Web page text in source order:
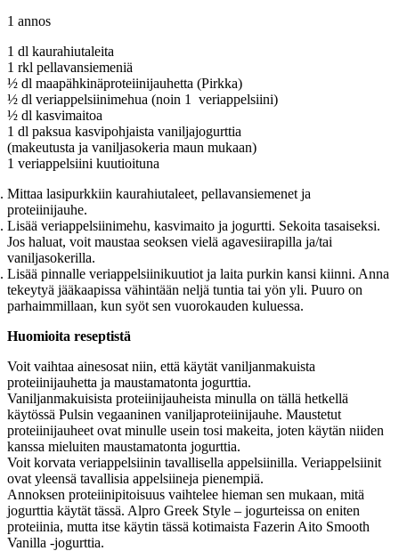
1 annos
1 dl kaurahiutaleita
1 rkl pellavansiemeniä
½ dl maapähkinäproteiinijauhetta (Pirkka)
½ dl veriappelsiinimehua (noin 1 veriappelsiini)
½ dl kasvimaitoa
1 dl paksua kasvipohjaista vaniljajogurttia
(makeutusta ja vaniljasokeria maun mukaan)
1 veriappelsiini kuutioituna
Mittaa lasipurkkiin kaurahiutaleet, pellavansiemenet ja
proteiinijauhe.
Lisää veriappelsiinimehu, kasvimaito ja jogurtti. Sekoita tasaiseksi.
Jos haluat, voit maustaa seoksen vielä agavesiirapilla ja/tai
vaniljasokerilla.
Lisää pinnalle veriappelsiinikuutiot ja laita purkin kansi kiinni. Anna
tekeytyä jääkaapissa vähintään neljä tuntia tai yön yli. Puuro on
parhaimmillaan, kun syöt sen vuorokauden kuluessa.
Huomioita reseptistä
Voit vaihtaa ainesosat niin, että käytät vaniljanmakuista
proteiinijauhetta ja maustamatonta jogurttia.
Vaniljanmakuisista proteiinijauheista minulla on tällä hetkellä
käytössä Pulsin vegaaninen vaniljaproteiinijauhe. Maustetut
proteiinijauheet ovat minulle usein tosi makeita, joten käytän niiden
kanssa mieluiten maustamatonta jogurttia.
Voit korvata veriappelsiinin tavallisella appelsiinilla. Veriappelsiinit
ovat yleensä tavallisia appelsiineja pienempiä.
Annoksen proteiinipitoisuus vaihtelee hieman sen mukaan, mitä
jogurttia käytät tässä. Alpro Greek Style – jogurteissa on eniten
proteiinia, mutta itse käytin tässä kotimaista Fazerin Aito Smooth
Vanilla -jogurttia.